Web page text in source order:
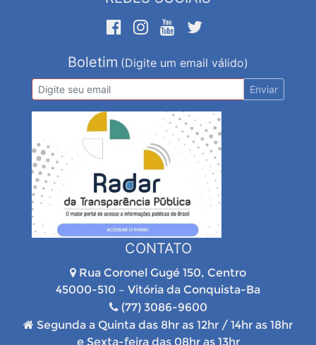
Boletim (Digite um email válido)
Enviar
CONTATO
Rua Coronel Gugé 150, Centro
45000-510 – Vitória da Conquista-Ba
(77) 3086-9600
Segunda a Quinta das 8hr as 12hr / 14hr as 18hr
e Sexta-feira das 08hr as 13hr